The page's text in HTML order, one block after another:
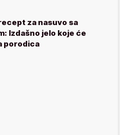
za nasuvo sa
Izdašno jelo koje će
porodica